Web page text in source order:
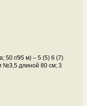
50 г/95 м) – 5 (5) 6 (7)
№3,5 длиной 80 см; 3